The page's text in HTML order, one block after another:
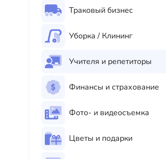
Траковый бизнес
Уборка / Клининг
Учителя и репетиторы
Финансы и страхование
Фото- и видеосъемка
Цветы и подарки